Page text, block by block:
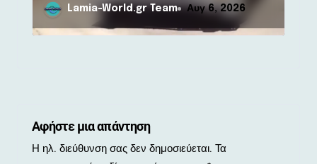
Lamia-World.gr Team Αυγ 6, 2026
Αφήστε μια απάντηση
Η ηλ. διεύθυνση σας δεν δημοσιεύεται. Τα